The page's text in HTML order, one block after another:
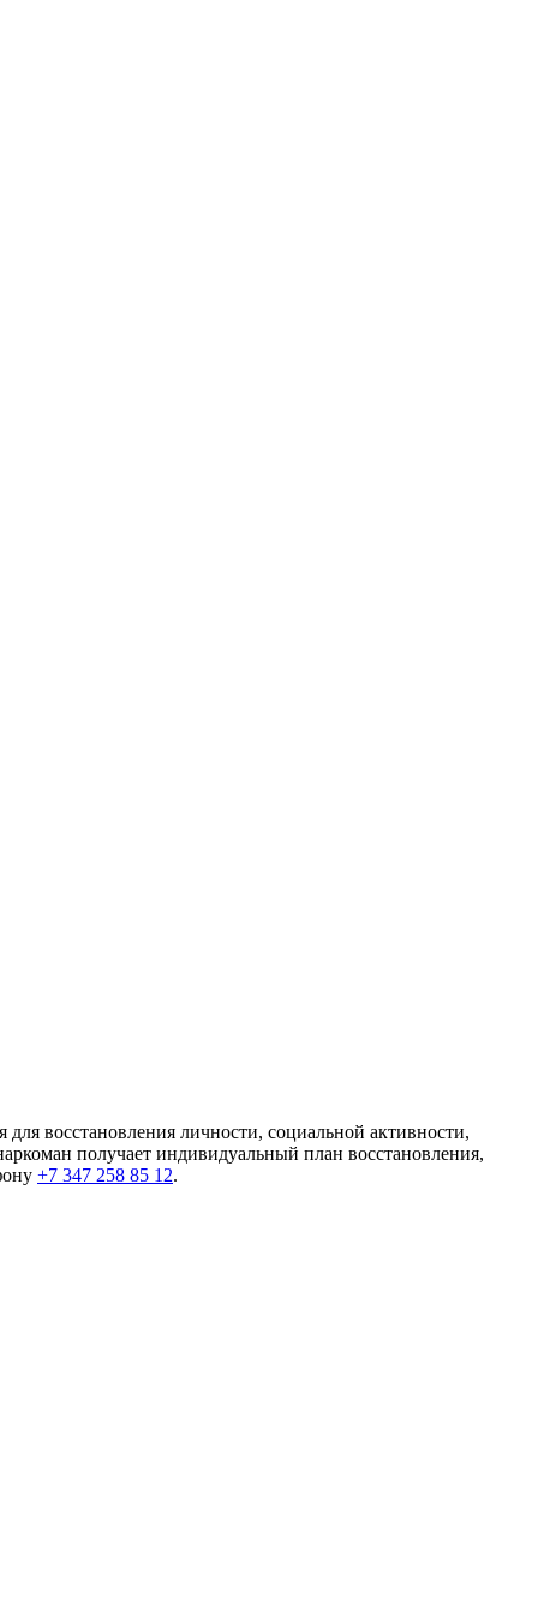
восстановления личности, социальной активности,
получает индивидуальный план восстановления,
+7 347 258 85 12.